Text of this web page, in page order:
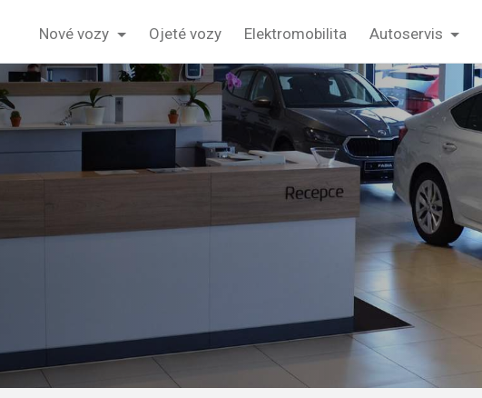
Nové vozy Ojeté vozy Elektromobilita Autoservis